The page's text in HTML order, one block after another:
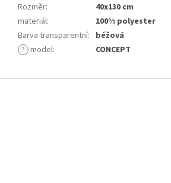
Rozměr:
40x130 cm
materiál:
100% polyester
Barva transparentní: béžová
? model: CONCEPT